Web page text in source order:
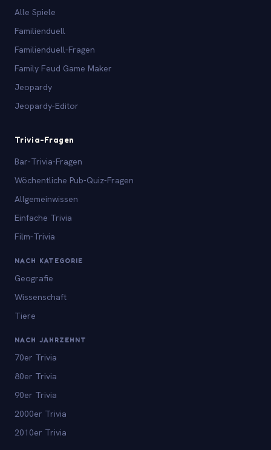
Alle Spiele
Familienduell
Familienduell-Fragen
Family Feud Game Maker
Jeopardy
Jeopardy-Editor
Trivia-Fragen
Bar-Trivia-Fragen
Wöchentliche Pub-Quiz-Fragen
Allgemeinwissen
Einfache Trivia
Film-Trivia
NACH KATEGORIE
Geografie
Wissenschaft
Tiere
NACH JAHRZEHNT
70er Trivia
80er Trivia
90er Trivia
2000er Trivia
2010er Trivia